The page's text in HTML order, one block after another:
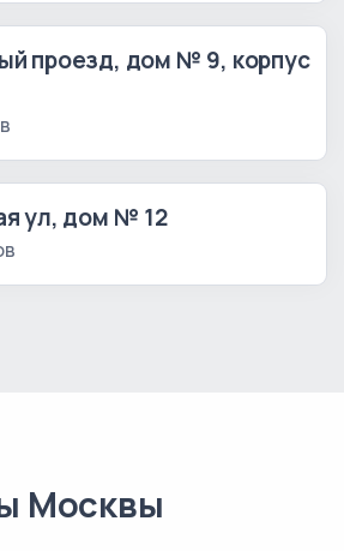
проезд, дом № 9, корпус
ул, дом № 12
Москвы